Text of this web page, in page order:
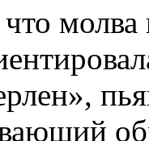
что